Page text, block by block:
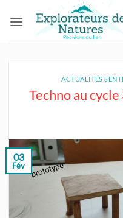
ACTUALITÉS
Techno au
03
Fév